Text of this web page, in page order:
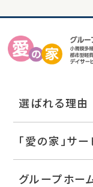
選ばれる理由
「愛の家」サ
グループホー